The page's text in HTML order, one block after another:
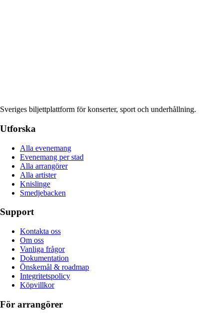
Sveriges biljettplattform för konserter, sport och underhållning.
Utforska
Alla evenemang
Evenemang per stad
Alla arrangörer
Alla artister
Knislinge
Smedjebacken
Support
Kontakta oss
Om oss
Vanliga frågor
Dokumentation
Önskemål & roadmap
Integritetspolicy
Köpvillkor
För arrangörer